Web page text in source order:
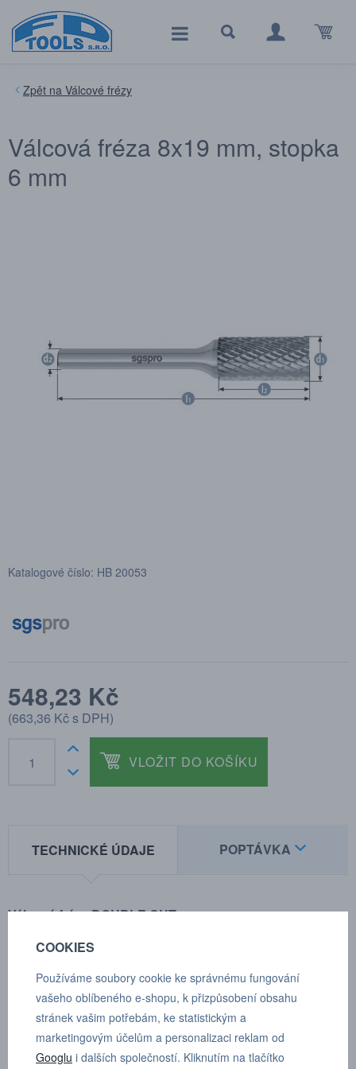
Válcové frézy
Válcová fréza 8x19 mm, stopka
6 mm
Katalogové číslo: HB 20053
548,23 Kč
(663,36 Kčs DPH)
VLOŽIT DO KOŠÍKU
TECHNICKÉ ÚDAJE POPTÁVKA
Válcová fréza DOUBLE CUT
• Pro použití na všechny železné kovy, jako jsou:
– Ocel < 60 HRC
– Nerezová ocel (INOX)
– Slitina niklu a titanu
• Dále měď, mosaz, bronz
COOKIES
Používáme soubory cookie ke správnému fungování
vašeho oblíbeného e-shopu, k přizpůsobení obsahu
stránek vašim potřebám, ke statistickým a
marketingovým účelům a personalizaci reklam od
Googlu i dalších společností. Kliknutím na tlačítko